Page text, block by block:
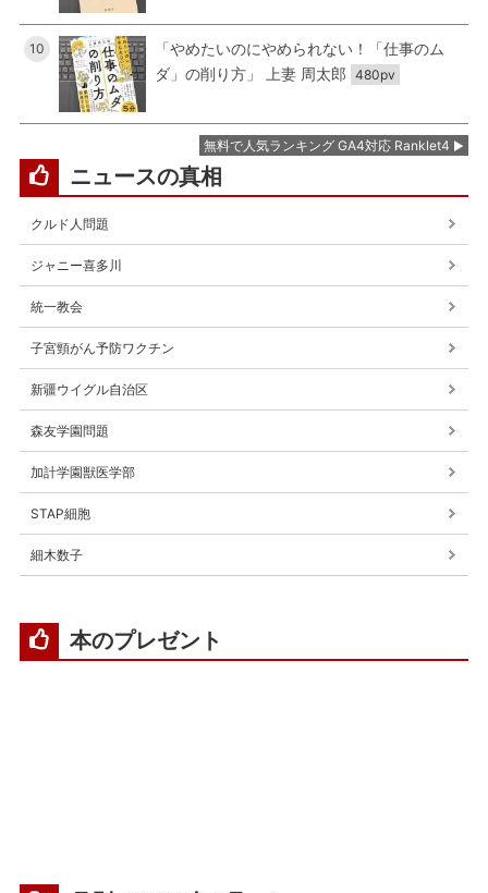
10
「やめたいのにやめられない！「仕事のム
ダ」の削り方」 上妻 周太郎 480pv
無料で人気ランキング GA4対応 Ranklet4
ニュースの真相
クルド人問題
ジャニー喜多川
統一教会
子宮頸がん予防ワクチン
新疆ウイグル自治区
森友学園問題
加計学園獣医学部
STAP細胞
細木数子
本のプレゼント